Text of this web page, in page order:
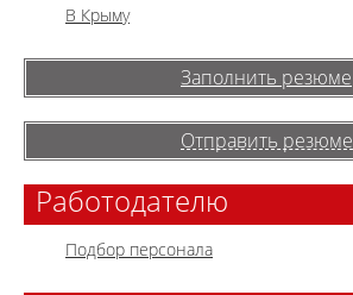
В Крыму
Заполнить резюме
Отправить резюме
Работодателю
Подбор персонала